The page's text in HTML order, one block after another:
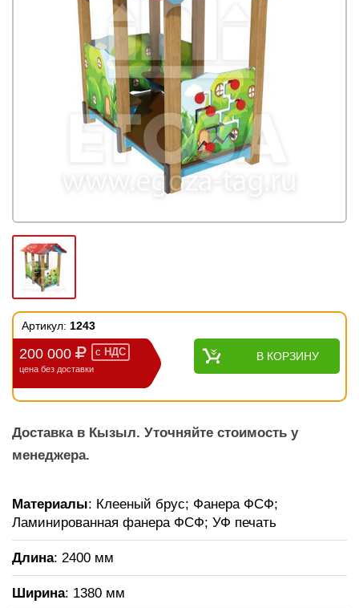
Артикул: 1243
200 000 с НДС
цена без доставки
В КОРЗИНУ
Доставка в Кызыл. Уточняйте стоимость у
менеджера.
Материалы: Клееный брус; Фанера ФСФ;
Ламинированная фанера ФСФ; УФ печать
Длина: 2400 мм
Ширина: 1380 мм